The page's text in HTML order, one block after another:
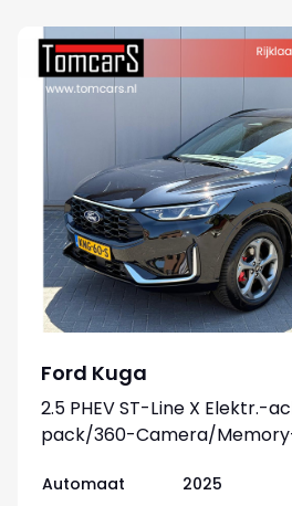
Ford Kuga
2.5 PHEV ST-Line X
pack/360-Camera/
Automaat 2025